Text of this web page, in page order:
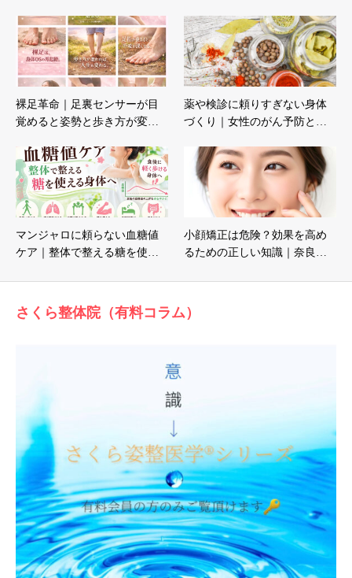
裸足革命｜足裏センサーが目
覚めると姿勢と歩き方が変…
薬や検診に頼りすぎない身体
づくり｜女性のがん予防と…
マンジャロに頼らない血糖値
ケア｜整体で整える糖を使…
小顔矯正は危険？効果を高め
るための正しい知識｜奈良…
さくら整体院（有料コラム）